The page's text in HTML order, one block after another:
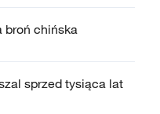
broń chińska
sprzed tysiąca lat